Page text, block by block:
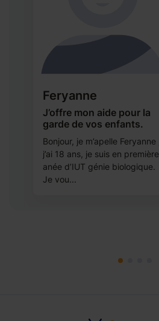
Feryanne
J’offre mon aide pour la
garde de vos enfants.
Bonjour, je m’apelle Feryanne ,
j’ai 18 ans, je suis en première
anée d’IUT génie biologique.
Je vou...